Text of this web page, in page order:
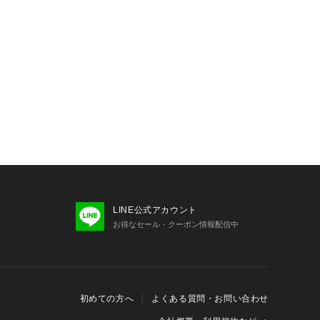
LINE公式アカウント
お得なセール・クーポン情報配信中
初めての方へ よくある質問・お問い合わせ